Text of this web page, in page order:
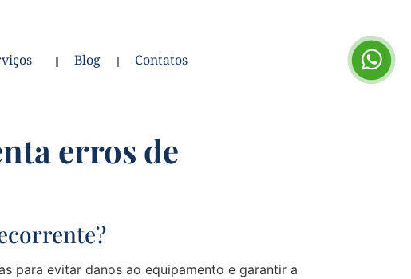
Blog Contatos
erros de
para evitar danos ao equipamento e garantir a